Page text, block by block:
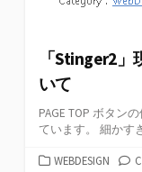
「Stinger2
いて
PAGE TOP ボタン
ています。 細かす
カWEBDESIGN